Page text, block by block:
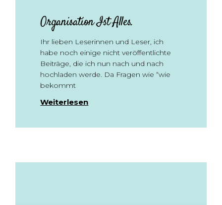
Organisation Ist Alles.
Ihr lieben Leserinnen und Leser, ich
habe noch einige nicht veröffentlichte
Beiträge, die ich nun nach und nach
hochladen werde. Da Fragen wie “wie
bekommt
Weiterlesen